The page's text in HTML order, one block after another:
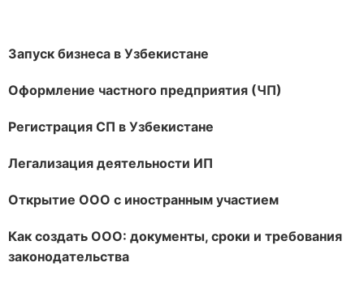
Запуск бизнеса в Узбекистане
Оформление частного предприятия (ЧП)
Регистрация СП в Узбекистане
Легализация деятельности ИП
Открытие ООО с иностранным участием
Как создать ООО: документы, сроки и требования
законодательства